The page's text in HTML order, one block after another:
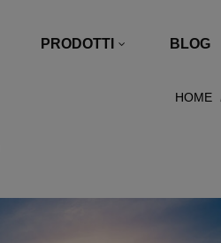
PRODOTTI BLOG
HOME